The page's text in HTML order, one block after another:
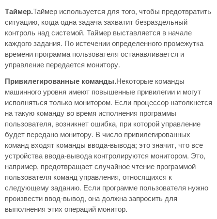
Таймер.Таймер используется для того, чтобы предотвратить
ситуацию, когда одна задача захватит безраздельный
контроль над системой. Таймер выставляется в начале
каждого задания. По истечении определенного промежутка
времени программа пользователя останавливается и
управление передается монитору.
Привилегированные команды.Некоторые команды
машинного уровня имеют повышенные привилегии и могут
исполняться только монитором. Если процессор натолкнется
на такую команду во время исполнения программы
пользователя, возникнет ошибка, при которой управление
будет передано монитору. В число привилегированных
команд входят команды ввода-вывода; это значит, что все
устройства ввода-вывода контролируются монитором. Это,
например, предотвращает случайное чтение программой
пользователя команд управления, относящихся к
следующему заданию. Если программе пользователя нужно
произвести ввод-вывод, она должна запросить для
выполнения этих операций монитор.